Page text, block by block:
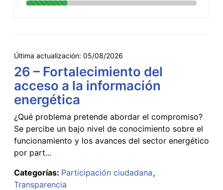
Última actualización: 05/08/2026
26 – Fortalecimiento del
acceso a la información
energética
¿Qué problema pretende abordar el compromiso?
Se percibe un bajo nivel de conocimiento sobre el
funcionamiento y los avances del sector energético
por part...
Categorías: Participación ciudadana
Transparencia